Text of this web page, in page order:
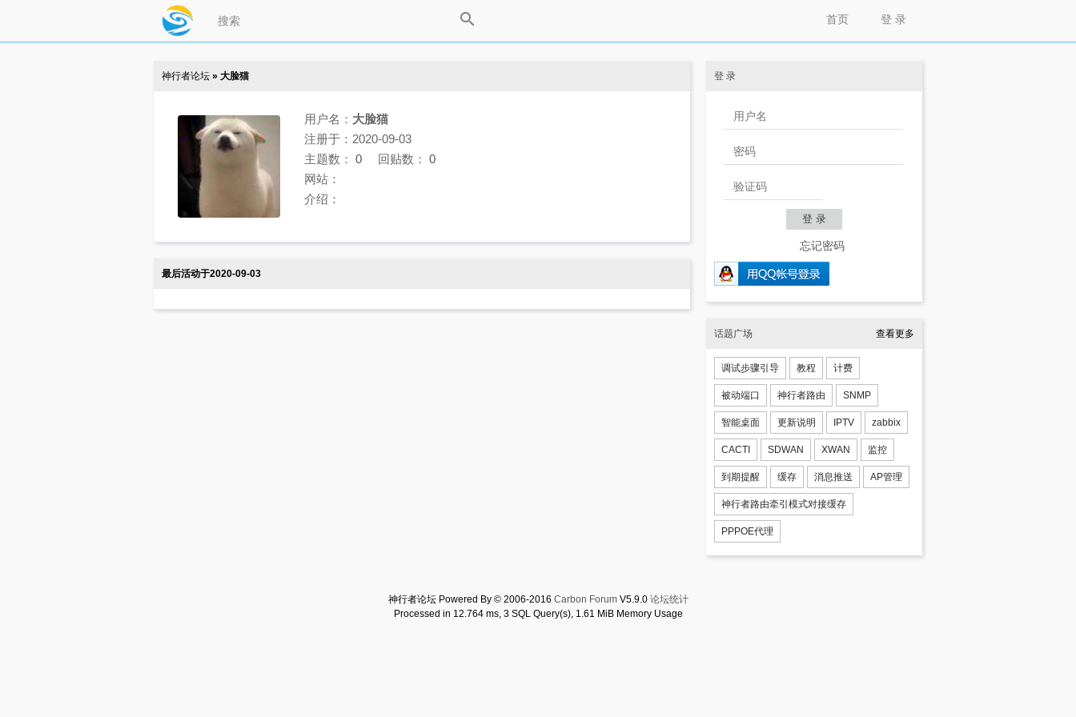
登 录
首页
神行者论坛 » 大脸猫
用户名： 大脸猫
注册于：2020-09-03
主题数： 0 回贴数： 0
网站：
介绍：
最后活动于2020-09-03
登 录
忘记密码
话题广场 查看更多
调试步骤引导 教程 计费
被动端口 神行者路由 SNMP
智能桌面 更新说明 IPTV zabbix
CACTI SDWAN XWAN 监控
到期提醒 缓存 消息推送 AP管理
神行者路由牵引模式对接缓存
PPPOE代理
神行者论坛 Powered By © 2006-2016 Carbon ForumV5.9.0 论坛统计
Processed in 12.764 ms, 3 SQL Query(s), 1.61 MiB Memory Usage